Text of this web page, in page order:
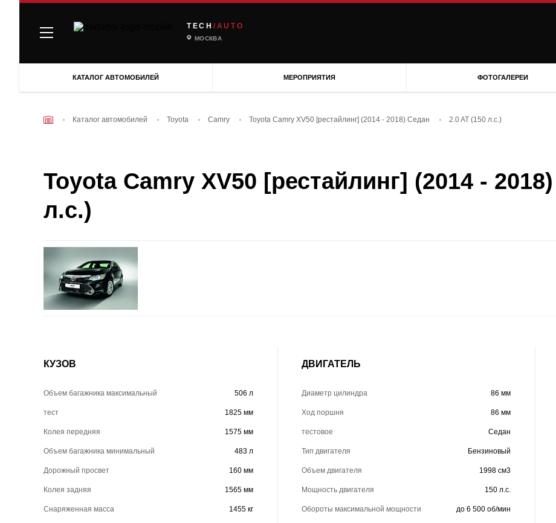
TECH /AUTO
МОСКВА
КАТАЛОГ АВТОМОБИЛЕЙ МЕРОПРИЯТИЯ ФОТОГАЛЕРЕИ
Каталог автомобилей Toyota Camry Toyota Camry XV50 [рестайлинг] (2014 - 2018) Седан 2.0 AT (150 л.с.)
Toyota Camry XV50 [рестайлинг] (2014 -
л.с.)
КУЗОВ
Объем багажника максимальный 506 л
тест 1825 мм
Колея передняя 1575 мм
Объем багажника минимальный 483 л
Дорожный просвет 160 мм
Колея задняя 1565 мм
Снаряженная масса 1455 кг
ДВИГАТЕЛЬ
Диаметр цилиндра 86 мм
Ход поршня 86 мм
тестовое Седан
Тип двигателя Бензиновый
Объем двигателя 1998 см3
Мощность двигателя 150 л.с.
Обороты максимальной мощности до 6 500 об/мин